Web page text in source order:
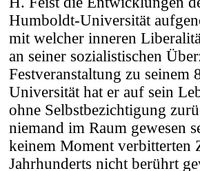
Humboldt-Universität
mit welcher inneren
an seiner sozialistischen
Festveranstaltung zu
Universität hat er auf sein
ohne Selbstbezichtigung
niemand im Raum gewesen
keinem Moment verbitterten
Jahrhunderts nicht berührt